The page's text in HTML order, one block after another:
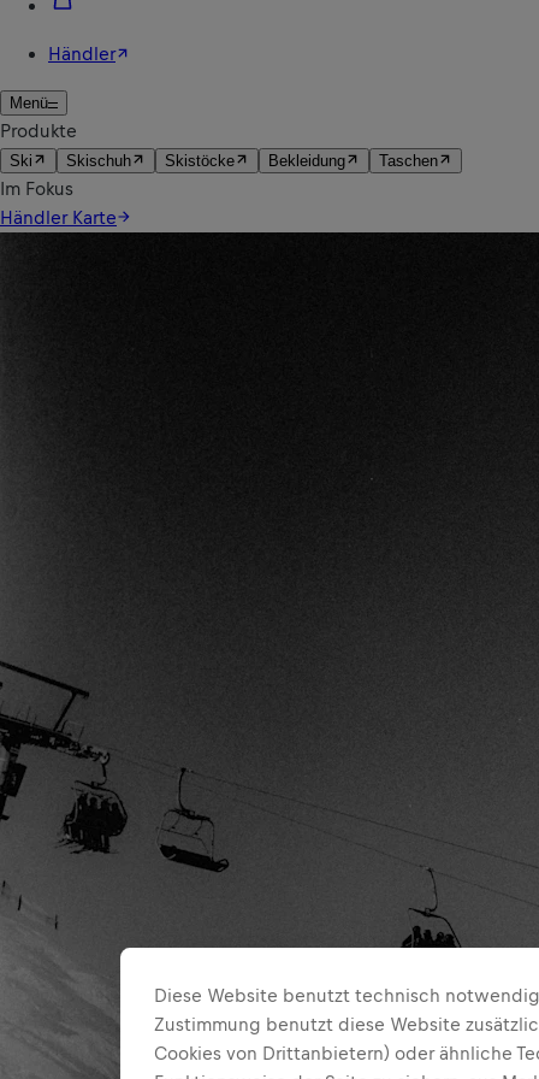
Diese Website benutzt technisch
Zustimmung benutzt diese Website
Cookies von Drittanbietern) oder ähnliche